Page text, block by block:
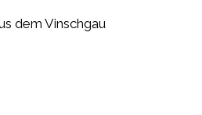
dem Vinschgau